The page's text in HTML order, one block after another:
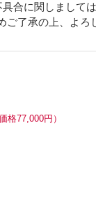
合に関しまして
ご了承の上、よろ
格77,000円）